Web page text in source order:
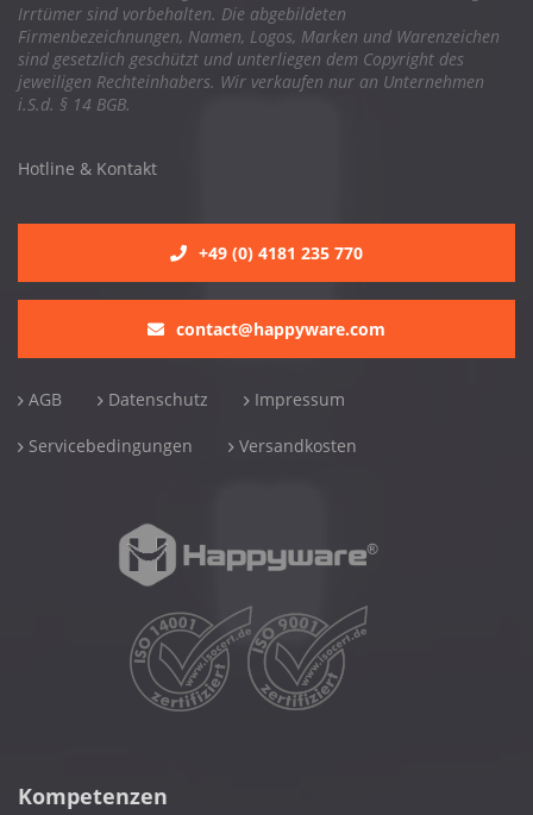
Irrtümer sind vorbehalten. Die abgebildeten
Firmenbezeichnungen, Namen, Logos, Marken und Warenzeichen
sind gesetzlich geschützt und unterliegen dem Copyright des
jeweiligen Rechteinhabers. Wir verkaufen nur an Unternehmen
i.S.d. § 14 BGB.
Hotline & Kontakt
+49 (0) 4181 235 770
contact@happyware.com
AGB Datenschutz Impressum
Servicebedingungen Versandkosten
Kompetenzen